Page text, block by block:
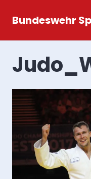
InhaltBundeswehr